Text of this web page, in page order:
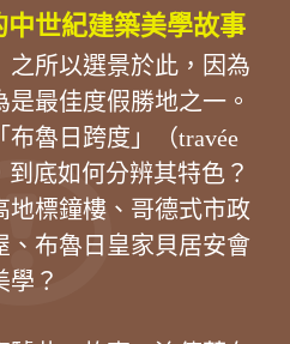
世紀建築美學故事
之所以選景於此，因為
最佳度假勝地之一。
魯日跨度」（travée
到底如何分辨其特色？
地標鐘樓、哥德式市政
、布魯日皇家貝居安會
？